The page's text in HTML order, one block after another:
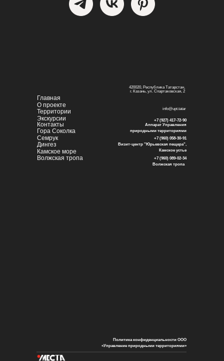
Главная
О проекте
Территории
Экскурсии
Гора Соколка
Семрук
Дингез
Камское море
Аппарат Управления
природными территориями
Политика конфиденциальности ООО
«Управление природными территориями»
Визит-центр "Юрьевская пещера",
Камское устье
+7 (960) 058-30-91
+7 (927) 417-72-90
Волжская тропа
+7 (960) 089-02-34
Волжская тропа
420020, Республика Татарстан,
г. Казань, ул. Спартаковская, 2
info@upt.tatar
Контакты